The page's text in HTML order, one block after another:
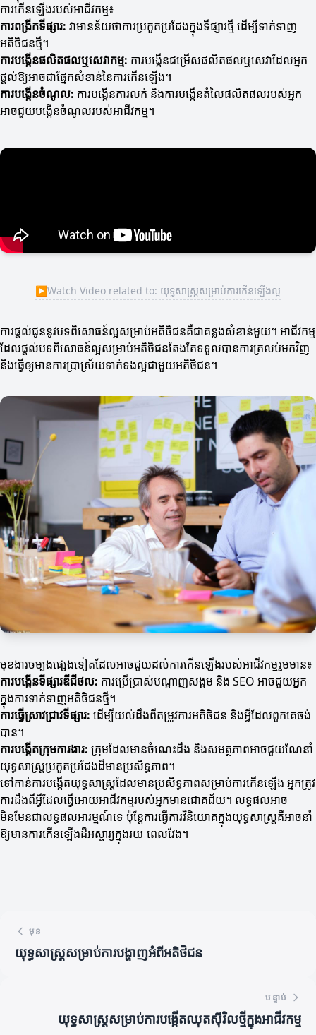
ការកើនឡើងរបស់អាជីវកម្ម៖
ការពង្រីកទីផ្សារ: វាមានន័យថាការប្រកួតប្រជែងក្នុងទីផ្សារថ្មី ដើម្បីទាក់ទាញ
អតិថិជនថ្មី។
ការបង្កើនផលិតផលឬសេវាកម្ម: ការបង្កើនជម្រើសផលិតផលឬសេវាដែលអ្នក
ផ្តល់ឱ្យអាចជាផ្នែកសំខាន់នៃការកើនឡើង។
ការបង្កើនចំណូល: ការបង្កើនការលក់ និងការបង្កើនតំលៃផលិតផលរបស់អ្នក
អាចជួយបង្កើនចំណូលរបស់អាជីវកម្ម។
▶Watch Video related to: យុទ្ធសាស្ត្រសម្រាប់ការកើនឡើងល្អ
ការផ្តល់ជូននូវបទពិសោធន៍ល្អសម្រាប់អតិថិជនគឺជាគន្លងសំខាន់មួយ។ អាជីវកម្ម
ដែលផ្តល់បទពិសោធន៍ល្អសម្រាប់អតិថិជនតែងតែទទួលបានការត្រលប់មកវិញ
និងធ្វើឲ្យមានការប្រាស្រ័យទាក់ទងល្អជាមួយអតិថិជន។
មុខងារចម្បងផ្សេងទៀតដែលអាចជួយដល់ការកើនឡើងរបស់អាជីវកម្មរួមមាន៖
ការបង្កើនទីផ្សារឌីជីថល: ការប្រើប្រាស់បណ្តាញសង្គម និង SEO អាចជួយអ្នក
ក្នុងការទាក់ទាញអតិថិជនថ្មី។
ការធ្វើស្រាវជ្រាវទីផ្សារ: ដើម្បីយល់ដឹងពីតម្រូវការអតិថិជន និងអ្វីដែលពួកគេចង់
បាន។
ការបង្កើតក្រុមការងារ: ក្រុមដែលមានចំណេះដឹង និងសមត្ថភាពអាចជួយណែនាំ
យុទ្ធសាស្ត្រប្រកួតប្រជែងដ៏មានប្រសិទ្ធភាព។
ទៅកាន់ការបង្កើតយុទ្ធសាស្ត្រដែលមានប្រសិទ្ធភាពសម្រាប់ការកើនឡើង អ្នកត្រូវ
ការដឹងពីអ្វីដែលធ្វើអោយអាជីវកម្មរបស់អ្នកមានជោគជ័យ។ លទ្ធផលអាច
មិនមែនជាលទ្ធផលអារម្មណ៍ទេ ប៉ុន្តែការធ្វើការវិនិយោគក្នុងយុទ្ធសាស្ត្រគឺអាចនាំ
ឱ្យមានការកើនឡើងដ៏អស្ចារ្យក្នុងរយៈពេលវែង។
មុន
យុទ្ធសាស្ត្រសម្រាប់ការបង្ហាញអំពីអតិថិជន
បន្ទាប់
យុទ្ធសាស្ត្រសម្រាប់ការបង្កើតឈុតស៊ីវិលថ្មីក្នុងអាជីវកម្ម